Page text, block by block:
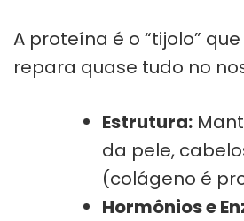
A proteína é o “tijolo”
repara quase tudo no
Estrutura:
da pele,
(colágeno é
Hormônios e